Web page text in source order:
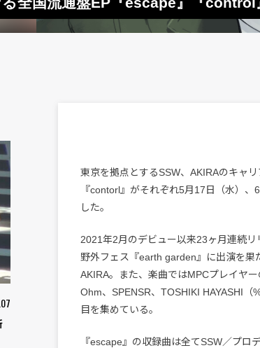
東京を拠点とするSSW、AKIRAのキャ
『contorl』がそれぞれ5月17日（水）
した。
2021年2月のデビュー以来23ヶ月連続
野外フェス『earth garden』に出演を果
AKIRA。また、楽曲ではMPCプレイヤ
Ohm、SPENSR、TOSHIKI HAYASHI（
目を集めている。
『escape』の収録曲は全てSSW／プロ